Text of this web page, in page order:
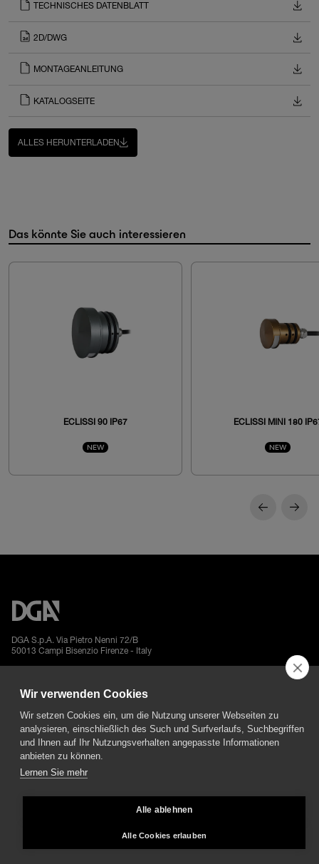
TECHNISCHES DATENBLATT
2D/DWG
MONTAGEANLEITUNG
KATALOGSEITE
ALLES HERUNTERLADEN
Das könnte Sie auch interessieren
ECLISSI 90 IP67
NEW
ECLISSI MINI 180
NEW
DGA S.p.A. Via Pietro Nenni 72/B
50013 Campi Bisenzio Firenze - Italy
All rights reserved - VAT No. 02237280488 - REA: FI496272 - Share capital: €
Wir verwenden Cookies
Wir setzen Cookies ein, um die Nutzung unserer Webseiten zu
analysieren, einschließlich des Such und Surfverlaufs, Suchbegriffen
und Ihnen auf Ihr Nutzungsverhalten angepasste Informationen
anbieten zu können.
Lernen Sie mehr
Alle ablehnen
Alle Cookies erlauben